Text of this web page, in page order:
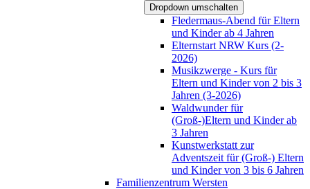
Dropdown umschalten
Fledermaus-Abend für Eltern
und Kinder ab 4 Jahren
Elternstart NRW Kurs (2-
2026)
Musikzwerge - Kurs für
Eltern und Kinder von 2 bis 3
Jahren (3-2026)
Waldwunder für
(Groß-)Eltern und Kinder ab
3 Jahren
Kunstwerkstatt zur
Adventszeit für (Groß-) Eltern
und Kinder von 3 bis 6 Jahren
Familienzentrum Wersten